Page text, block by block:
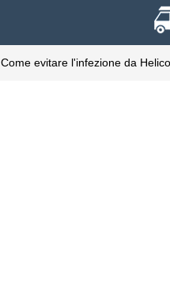
Come evitare l'infezione da